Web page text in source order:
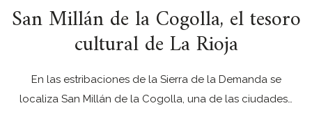
San Millán de la Cogolla, el tesoro
cultural de La Rioja
En las estribaciones de la Sierra de la Demanda se
localiza San Millán de la Cogolla, una de las ciudades…